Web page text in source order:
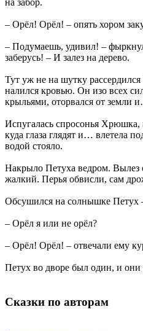
– Орёл! Орёл! – опять хором
– Подумаешь, удивил! –
заберусь! – И залез на дерево.
Тут уж не на шутку
налился кровью. Он изо всех
крыльями, оторвался от земли
Испугалась спросонья Хрюшка,
куда глаза глядят и… влетела
водой стояло.
Накрыло Петуха ведром. Вылез
жалкий. Перья обвисли, сам
Обсушился на солнышке Петух
– Орёл я или не орёл?
– Орёл! Орёл! – отвечали ему
Петух во дворе был один, и они
Сказки по авторам